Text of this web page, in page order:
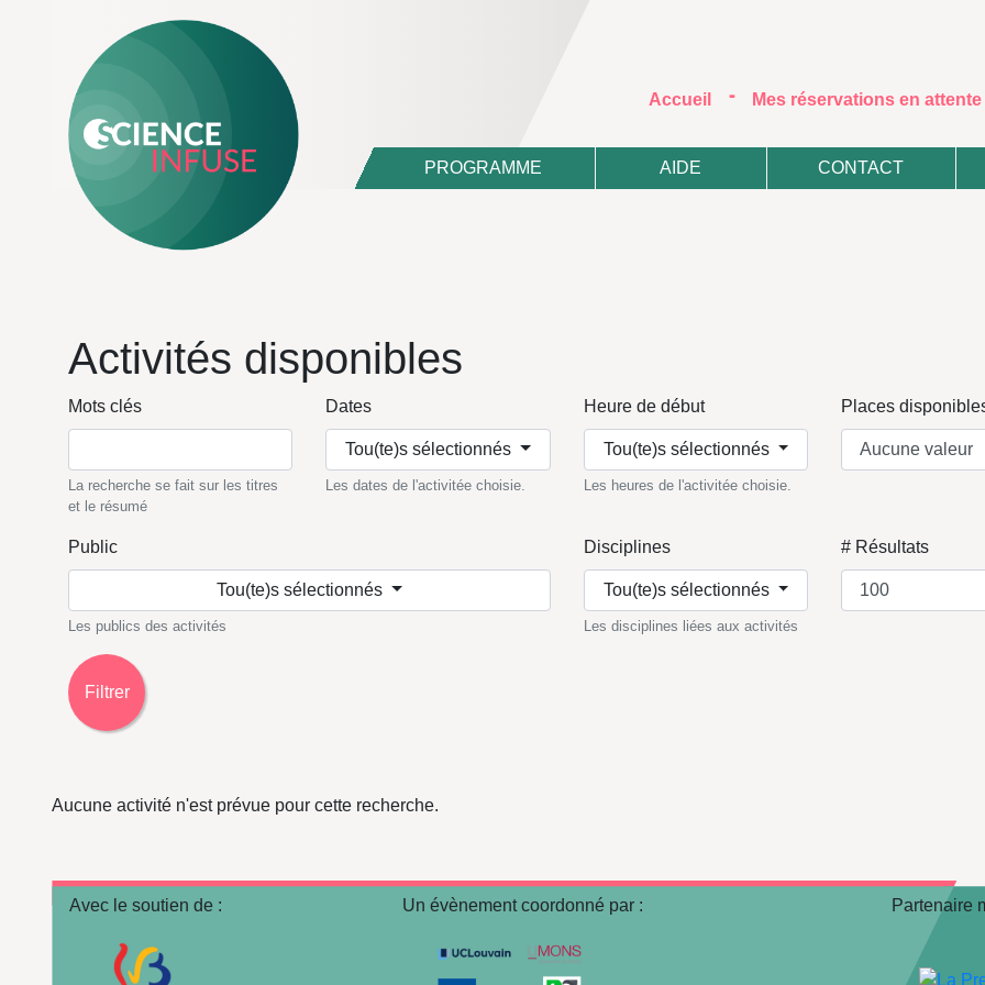
Mes réservations en attente
-
Accueil(current)
CONTACT
AIDE
PROGRAMME
Activités disponibles
Mots clés
La recherche se fait sur les titres
et le résumé
Dates
Tou(te)s sélectionnés
Les dates de l'activitée choisie.
Heure de début
Tou(te)s sélectionnés
Les heures de l'activitée choisie.
Places
Public
Tou(te)s sélectionnés
Les publics des activités
Disciplines
Tou(te)s sélectionnés
Les disciplines liées aux activités
# Résultats
Filtrer
Aucune activité n'est prévue pour cette recherche.
Avec le soutien de : Un évènement coordonné par : Partenaire